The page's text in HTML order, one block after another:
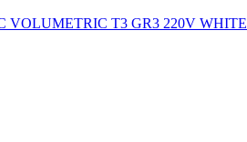
VOLUMETRIC T3 GR3 220V WHITE